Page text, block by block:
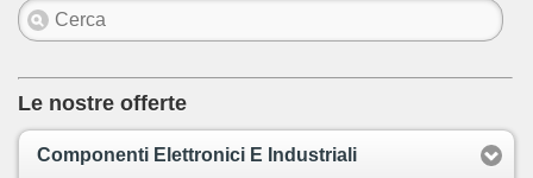
Le nostre offerte
Componenti Elettronici E Industriali